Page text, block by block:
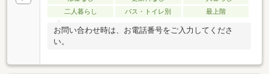
二人暮らし
バス・トイレ別 最上階
お問い合わせ時は、お電話番号をご入力してくださ
い。